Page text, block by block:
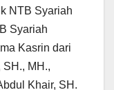
NTB Syariah
Syariah
Kasrin dari
MH.,
Khair, SH.